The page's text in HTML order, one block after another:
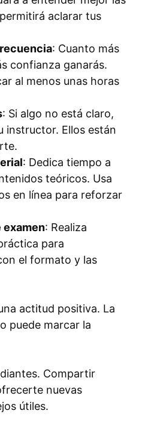
aclarar tus
: Cuanto más
confianza ganarás.
al menos unas horas
: Si algo no está claro,
instructor. Ellos están
: Dedica tiempo a
teóricos. Usa
en línea para reforzar
examen: Realiza
para
el formato y las
actitud positiva. La
puede marcar la
Compartir
nuevas
útiles.